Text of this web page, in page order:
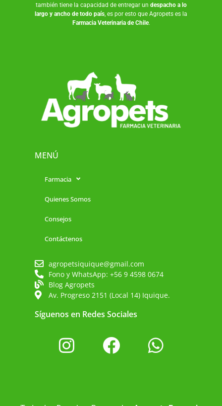
también tiene la capacidad de entregar un despacho a lo
largo y ancho de todo país , es por esto que Agropets es la
Farmacia Veterinaria de Chile.
MENÚ
Farmacia
Quienes Somos
Consejos
Contáctenos
agropetsiquique@gmail.com
Fono y WhatsApp: +56 9 4598 0674
Blog Agropets
Av. Progreso 2151 (Local 14) Iquique.
Síguenos en Redes Sociales